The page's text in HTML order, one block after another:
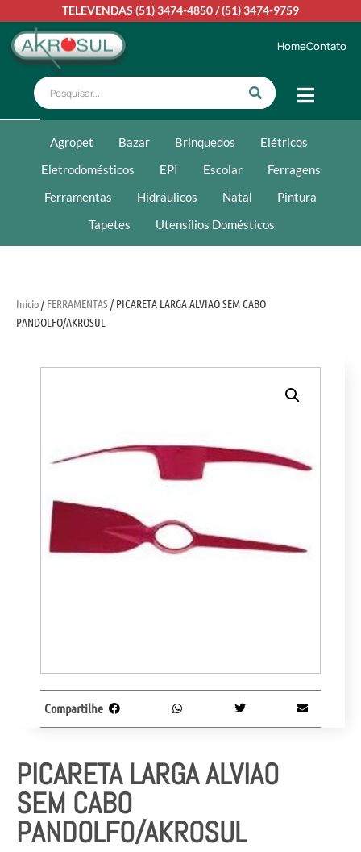
TELEVENDAS (51) 3474-4850/(51) 3474-9759
HomeContato
Agropet Bazar Brinquedos
Elétricos
Eletrodomésticos
EPI Escolar
Ferragens
Ferramentas
Hidráulicos Natal
Pintura
Tapetes
Utensílios Domésticos
Início/ FERRAMENTAS/ PICARETA LARGA ALVIAO SEM CABO
PANDOLFO/AKROSUL
PICARETA LARGA ALVIAO
SEM CABO
PANDOLFO/AKROSUL
Compartilhe